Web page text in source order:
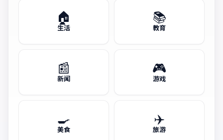
🏠
生活
📚
教育
📰
新闻
🎮
游戏
🍳
美食
✈️
旅游